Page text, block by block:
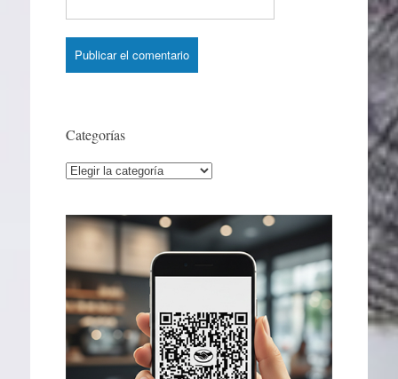
Categorías
Categorías